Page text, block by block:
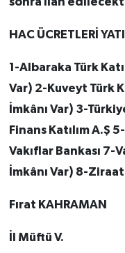
HAC ÜCRETLERİ
1-Albaraka Türk
Var) 2-Kuveyt Türk
İmkânı Var) 3-
Finans Katılım A.Ş
Vakıflar Bankası 7-
İmkânı Var) 8-Ziraat
Fırat KAHRAMAN
İl Müftü V.